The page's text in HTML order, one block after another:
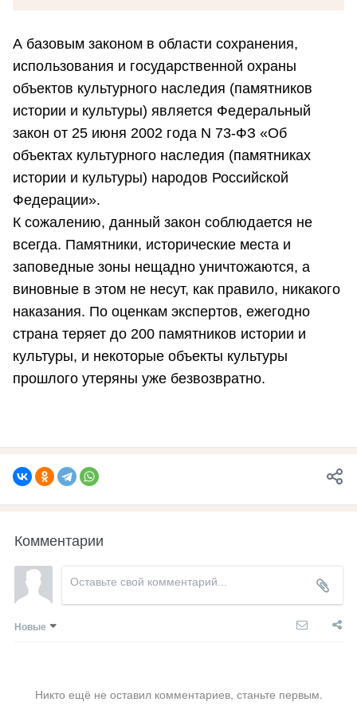
А базовым законом в области сохранения,
использования и государственной охраны
объектов культурного наследия (памятников
истории и культуры) является Федеральный
закон от 25 июня 2002 года N 73-ФЗ «Об
объектах культурного наследия (памятниках
истории и культуры) народов Российской
Федерации».
К сожалению, данный закон соблюдается не
всегда. Памятники, исторические места и
заповедные зоны нещадно уничтожаются, а
виновные в этом не несут, как правило, никакого
наказания. По оценкам экспертов, ежегодно
страна теряет до 200 памятников истории и
культуры, и некоторые объекты культуры
прошлого утеряны уже безвозвратно.
Комментарии
Новые
Никто ещё не оставил комментариев, станьте первым.